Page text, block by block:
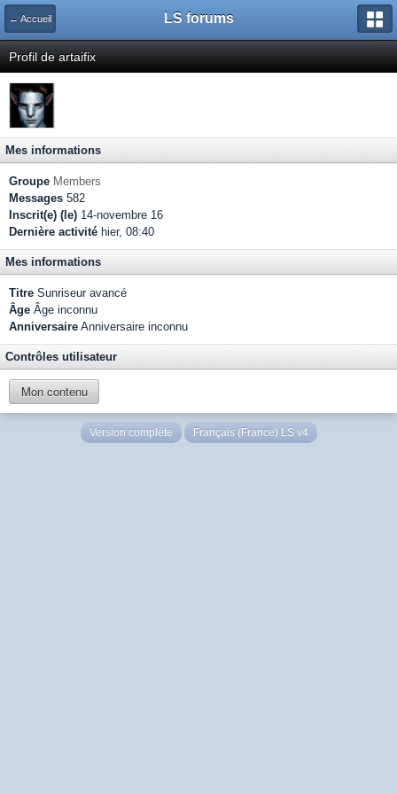
← Accueil LS forums
Profil de artaifix
Mes informations
Groupe Members
Messages 582
Inscrit(e) (le) 14-novembre 16
Dernière activité hier, 08:40
Mes informations
Titre Sunriseur avancé
Âge Âge inconnu
Anniversaire Anniversaire inconnu
Contrôles utilisateur
Mon contenu
Version complète Français (France) LS v4